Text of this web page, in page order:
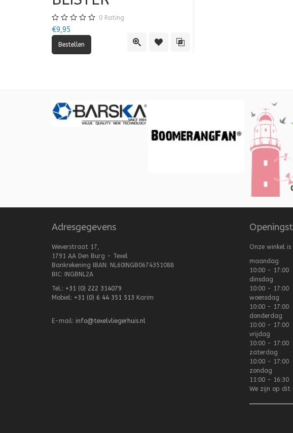
Quick ViewToevoegen aan verlanglijst
Toevoegen aan vergelijking
0 Rating
€9,95
Adresgegevens
Weverstraat 17,
1791 AA Den Burg - Texel
Bankrekening IBAN: NL60INGB0674351088
BIC: INGBNL2A
Tel.: +31 (0) 222 314079
Mobiel: +31 (0) 6 44 351 513 Karim
E-mail: info@texelvliegerhuis.nl
Onze winkel
maandag
10:00 - 17:00
dinsdag
10:00 - 17:00
woensdag
10:00 - 17:00
donderdag
10:00 - 17:00
vrijdag
10:00 - 17:00
zaterdag
10:00 - 17:00
zondag
11:00 - 16:30
We zijn op dit